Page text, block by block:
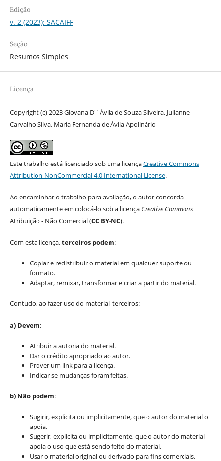
Edição
v. 2 (2023): SACAIFF
Seção
Resumos Simples
Licença
Copyright (c) 2023 Giovana D'`Ávila de Souza Silveira, Julianne
Carvalho Silva, Maria Fernanda de Ávila Apolinário
Este trabalho está licenciado sob uma licençaCreative Commons
Attribution-NonCommercial 4.0 International License.
Ao encaminhar o trabalho para avaliação, o autor concorda
automaticamente em colocá-lo sob a licença Creative Commons
Atribuição - Não Comercial (CC BY-NC).
Com esta licença,terceiros podem:
Copiar e redistribuir o material em qualquer suporte ou
formato.
Adaptar, remixar, transformar e criar a partir do material.
Contudo, ao fazer uso do material, terceiros:
a) Devem:
Atribuir a autoria do material.
Dar o crédito apropriado ao autor.
Prover um link para a licença.
Indicar se mudanças foram feitas.
b) Não podem:
Sugirir, explicita ou implicitamente, que o autor do material o
apoia.
Sugerir, explicita ou implicitamente, que o autor do material
apoia o uso que está sendo feito do material.
Usar o material original ou derivado para fins comerciais.